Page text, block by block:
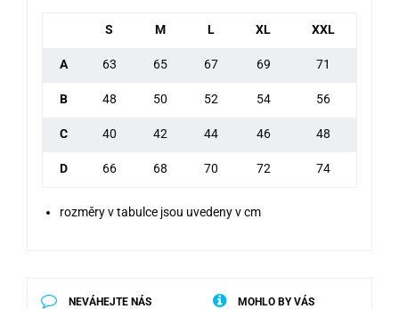
S M L XL XXL
A 63 65 67 69 71
B 48 50 52 54 56
C 40 42 44 46 48
D 66 68 70 72 74
rozměry v tabulce jsou uvedeny v cm
NEVÁHEJTE NÁS
MOHLO BY VÁS